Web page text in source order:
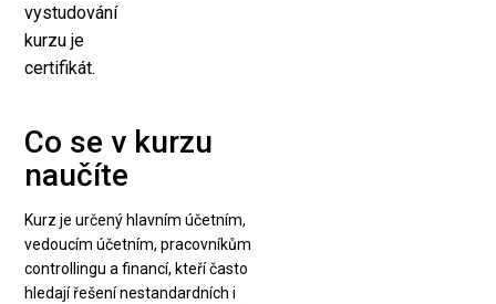
vystudování
kurzu je
certifikát.
Co se v kurzu
naučíte
Kurz je určený hlavním účetním,
vedoucím účetním, pracovníkům
controllingu a financí, kteří často
hledají řešení nestandardních i